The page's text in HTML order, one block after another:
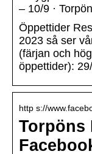
– 10/9 ·
Öppettider
2023 så ser
(färjan och
öppettider):
http s://
Torpöns